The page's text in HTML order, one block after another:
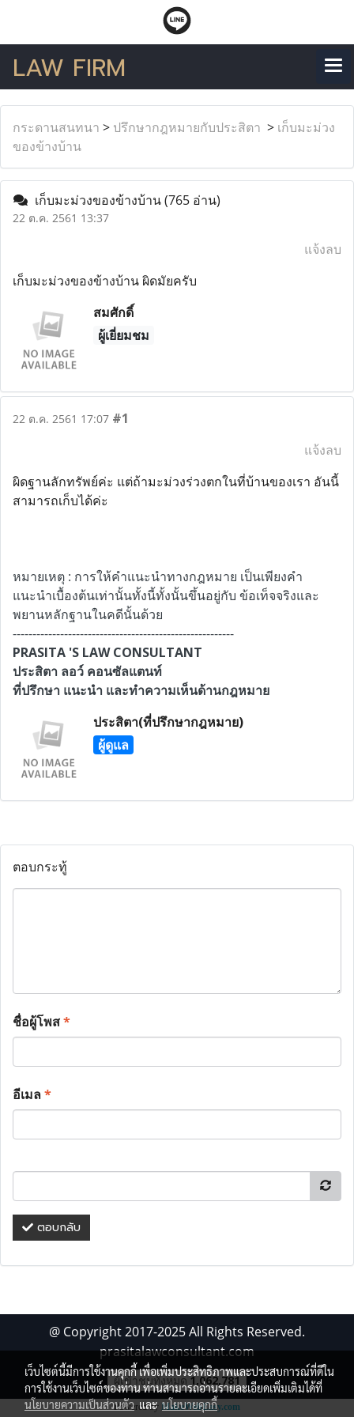
LAW FIRM
กระดานสนทนา > ปรึกษากฎหมายกับประสิตา > เก็บมะม่วง
ของข้างบ้าน
เก็บมะม่วงของข้างบ้าน(765 อ่าน)
22 ต.ค. 2561 13:37
แจ้งลบ
เก็บมะม่วงของข้างบ้าน ผิดมัยครับ
สมศักดิ์
ผู้เยี่ยมชม
22 ต.ค. 2561 17:07 #1
แจ้งลบ
ผิดฐานลักทรัพย์ค่ะ แต่ถ้ามะม่วงร่วงตกในที่บ้านของเรา อันนี้
สามารถเก็บได้ค่ะ
หมายเหตุ : การให้คำแนะนำทางกฎหมาย เป็นเพียงคำ
แนะนำเบื้องต้นเท่านั้นทั้งนี้ทั้งนั้นขึ้นอยู่กับ ข้อเท็จจริงและ
พยานหลักฐานในคดีนั้นด้วย
--------------------------------------------------------
PRASITA 'S LAW CONSULTANT
ประสิตา ลอว์ คอนซัลแตนท์
ที่ปรึกษา แนะนำ และทำความเห็นด้านกฎหมาย
ประสิตา(ที่ปรึกษากฎหมาย)
ผู้ดูแล
ตอบกระทู้
ชื่อผู้โพส*
อีเมล*
ตอบกลับ
@ Copyright 2017-2025 All Rights Reserved.
prasitalawconsultant.com
ผู้เข้าชมทั้งหมด 1,062,781
Powered by MakeWebEasy.com
เว็บไซต์นี้มีการใช้งานคุกกี้ เพื่อเพิ่มประสิทธิภาพและประสบการณ์ที่ดีใน
การใช้งานเว็บไซต์ของท่าน ท่านสามารถอ่านรายละเอียดเพิ่มเติมได้ที่
นโยบายความเป็นส่วนตัวและ นโยบายคุกกี้